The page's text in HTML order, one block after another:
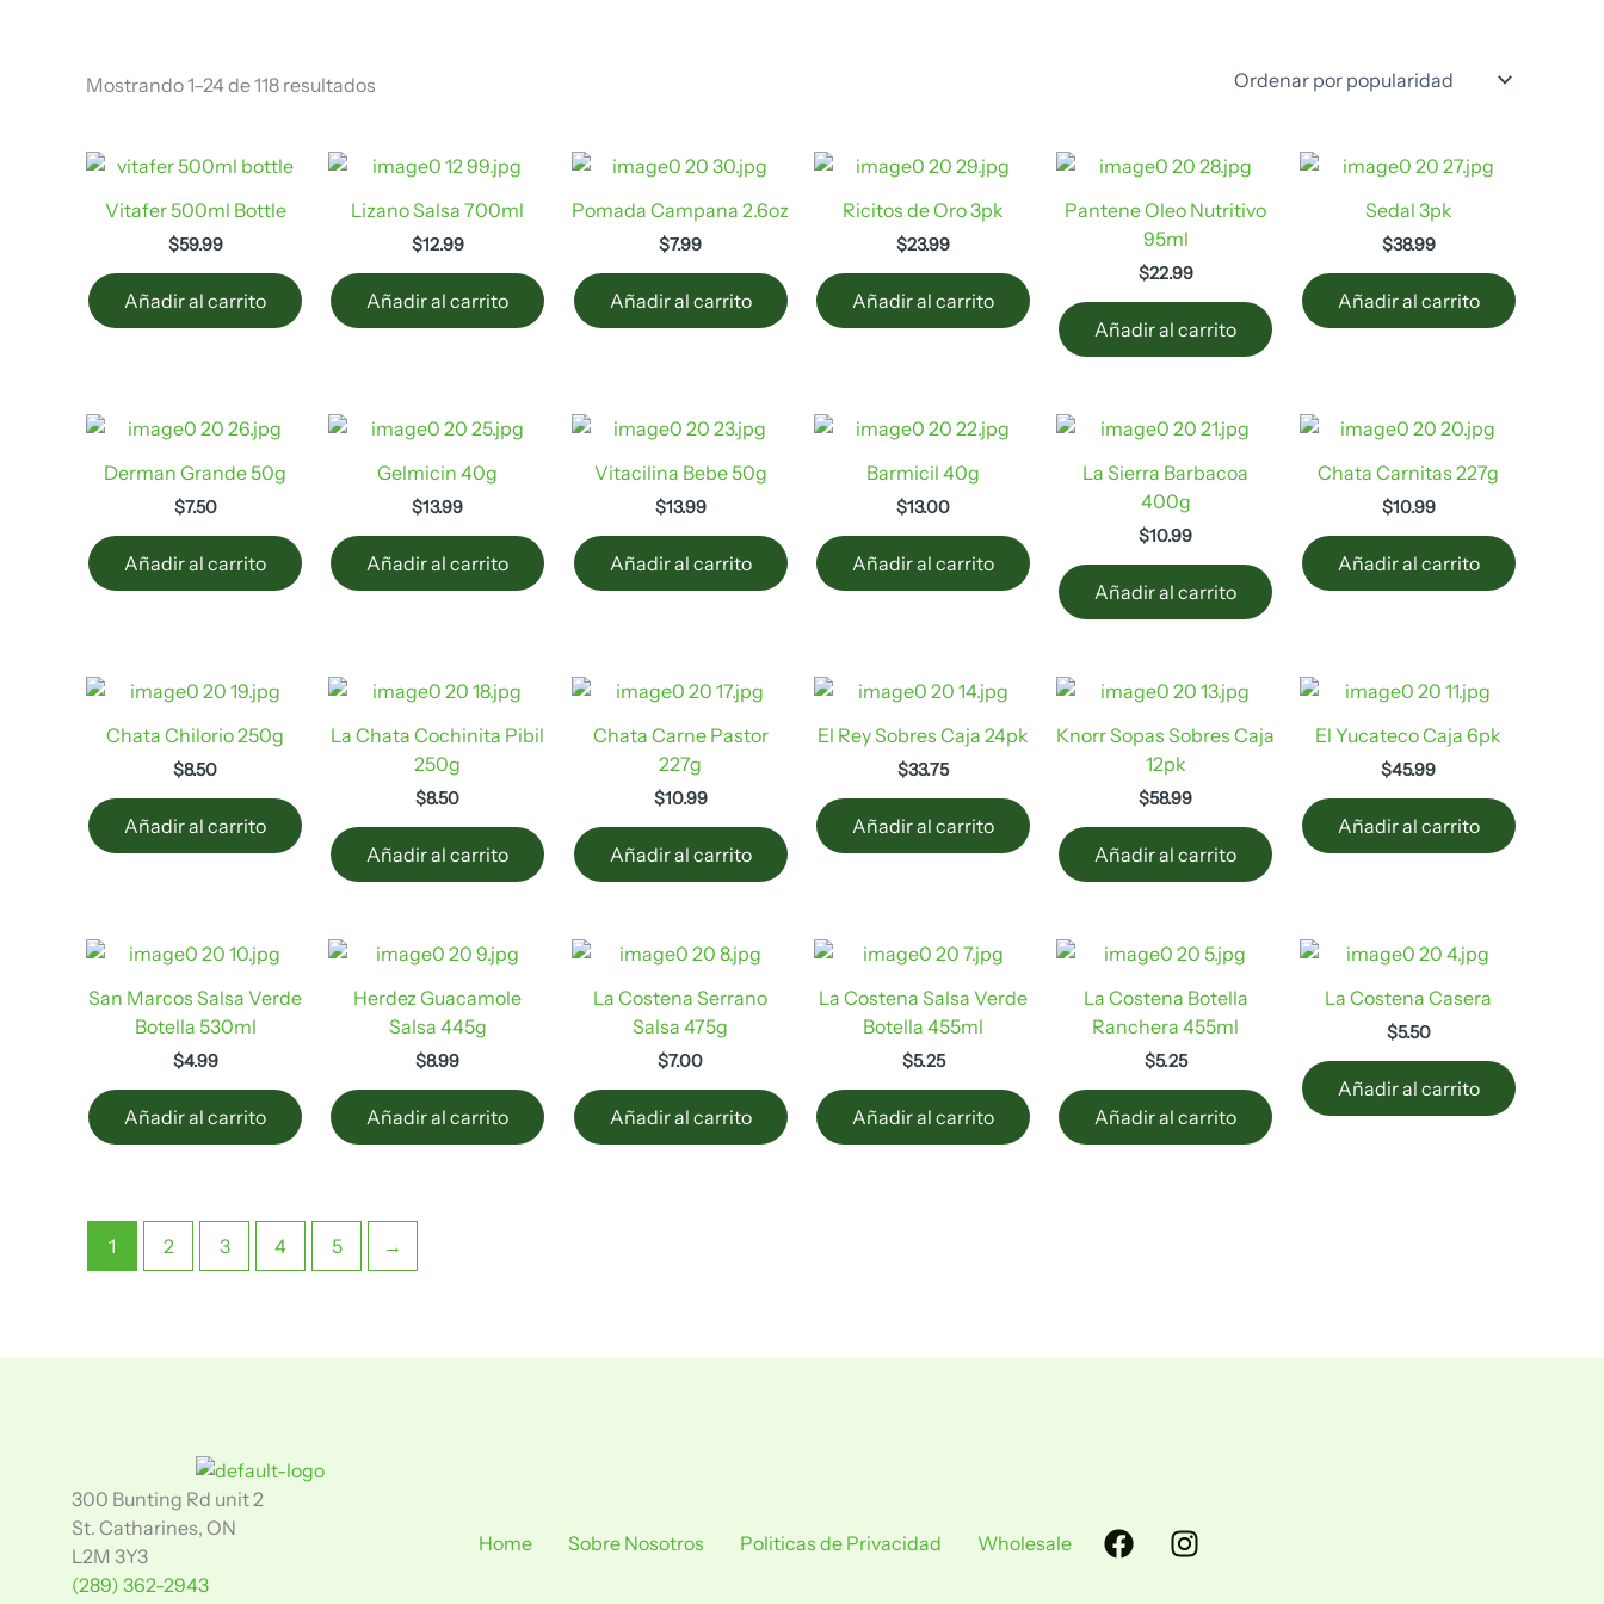
Mostrando 1–24 de 118 resultados
Vitafer 500ml Bottle
$59.99
Añadir al carrito
Lizano Salsa 700ml
$12.99
Añadir al carrito
Pomada Campana 2.6oz
$7.99
Añadir al carrito
Ricitos de Oro 3pk
$23.99
Añadir al carrito
Pantene Oleo Nutritivo
95ml
$22.99
Añadir al carrito
Sedal 3pk
$38.99
Añadir al carrito
Derman Grande 50g
$7.50
Añadir al carrito
Gelmicin 40g
$13.99
Añadir al carrito
Vitacilina Bebe 50g
$13.99
Añadir al carrito
Barmicil 40g
$13.00
Añadir al carrito
La Sierra Barbacoa
400g
$10.99
Añadir al carrito
Chata Carnitas 227g
$10.99
Añadir al carrito
Chata Chilorio 250g
$8.50
Añadir al carrito
La Chata Cochinita Pibil
250g
$8.50
Añadir al carrito
Chata Carne Pastor
227g
$10.99
Añadir al carrito
El Rey Sobres Caja 24pk
$33.75
Añadir al carrito
Knorr Sopas Sobres Caja
12pk
$58.99
Añadir al carrito
El Yucateco Caja 6pk
$45.99
Añadir al carrito
San Marcos Salsa Verde
Botella 530ml
$4.99
Añadir al carrito
Herdez Guacamole
Salsa 445g
$8.99
Añadir al carrito
La Costena Serrano
Salsa 475g
$7.00
Añadir al carrito
La Costena Salsa Verde
Botella 455ml
$5.25
Añadir al carrito
La Costena Botella
Ranchera 455ml
$5.25
Añadir al carrito
La Costena Casera
$5.50
Añadir al carrito
1 2 3 4 5 →
300 Bunting Rd unit 2
St. Catharines, ON
L2M 3Y3
(289) 362-2943
Home Sobre Nosotros Politicas de Privacidad Wholesale FacebookInstagram